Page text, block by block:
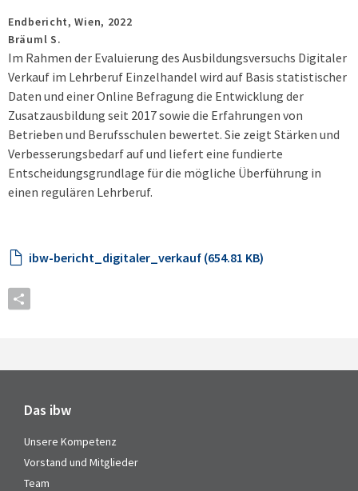
Endbericht,Wien, 2022
Bräuml S.
Im Rahmen der Evaluierung des Ausbildungsversuchs Digitaler
Verkauf im Lehrberuf Einzelhandel wird auf Basis statistischer
Daten und einer Online Befragung die Entwicklung der
Zusatzausbildung seit 2017 sowie die Erfahrungen von
Betrieben und Berufsschulen bewertet. Sie zeigt Stärken und
Verbesserungsbedarf auf und liefert eine fundierte
Entscheidungsgrundlage für die mögliche Überführung in
einen regulären Lehrberuf.
ibw-bericht_digitaler_verkauf (654.81 KB)
Das ibw
Unsere Kompetenz
Vorstand und Mitglieder
Team